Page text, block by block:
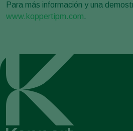
Para más información y una
www.koppertipm.com.